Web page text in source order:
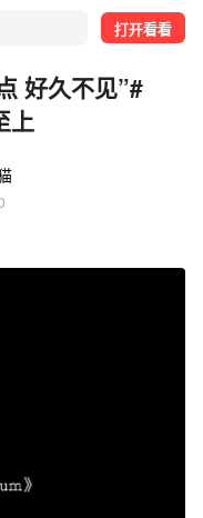
打开看看
好久不见”#
上